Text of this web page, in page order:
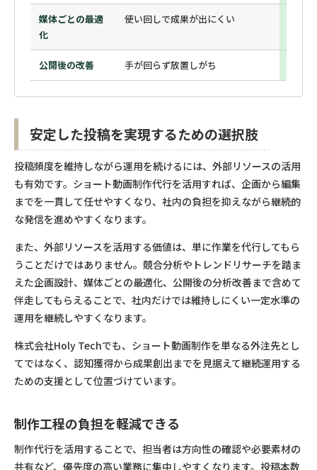
媒体ごとの最適
化
使い回しで成果が出にくい
公開後の改善 手が回らず放置しがち
安定した投稿を実現するための選択肢
投稿頻度を維持しながら運用を続けるには、外部リソースの活用
も有効です。ショート動画制作代行を活用すれば、企画から編集
までを一貫して任せやすくなり、社内の負担を抑えながら継続的
な発信を進めやすくなります。
また、外部リソースを活用する価値は、単に作業を代行してもら
うことだけではありません。競合分析やトレンドリサーチを踏ま
えた企画設計、媒体ごとの最適化、公開後の分析改善まで含めて
伴走してもらえることで、社内だけでは維持しにくい一定水準の
運用を継続しやすくなります。
株式会社Holy Techでも、ショート動画制作を単なる外注先とし
てではなく、認知獲得から成果創出までを見据えて継続運用する
ための支援として位置づけています。
制作工程の負担を軽減できる
制作代行を活用することで、担当者は方向性の確認や必要素材の
共有など、優先度の高い業務に集中しやすくなります。投稿本数